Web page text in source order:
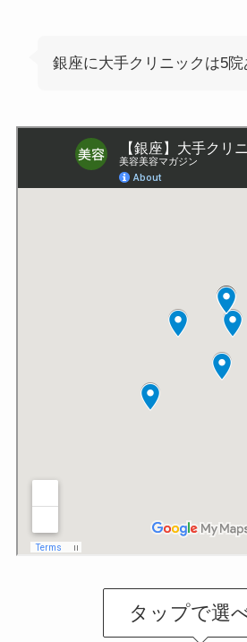
銀座に大手クリニックは5院
タップで選